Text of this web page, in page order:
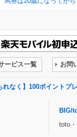
ービス一覧 お問
れなく】100ポイント
BIG/
toto